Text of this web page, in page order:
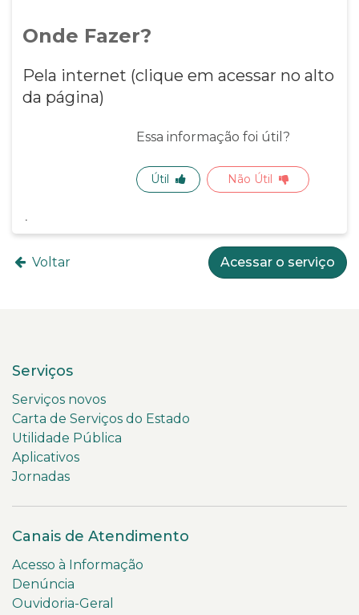
Onde Fazer?
Pela internet (clique em acessar no alto
da página)
Essa informação foi útil?
Útil Não Útil
Voltar Acessar o serviço
Serviços
Serviços novos
Carta de Serviços do Estado
Utilidade Pública
Aplicativos
Jornadas
Canais de Atendimento
Acesso à Informação
Denúncia
Ouvidoria-Geral